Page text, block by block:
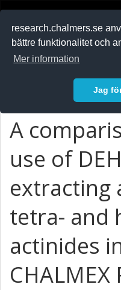
research.chalmers.se
bättre funktionalitet och
Mer information
Jag
A
use of
extracting
tetra- and
actinides
CHALMEX